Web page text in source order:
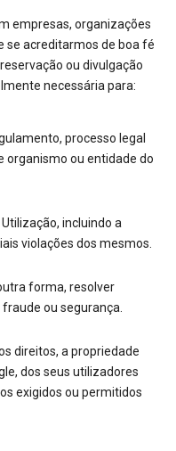
empresas, organizações
se acreditarmos de boa fé
ou divulgação
necessária para:
processo legal
organismo ou entidade do
incluindo a
violações dos mesmos.
forma, resolver
ou segurança.
direitos, a propriedade
dos seus utilizadores
exigidos ou permitidos